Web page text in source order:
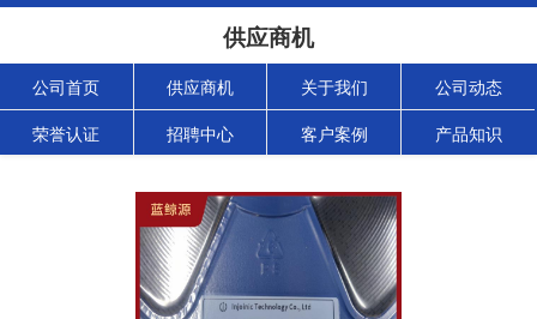
供应商机
公司首页 供应商机 关于我们 公司动态
荣誉认证 招聘中心 客户案例 产品知识